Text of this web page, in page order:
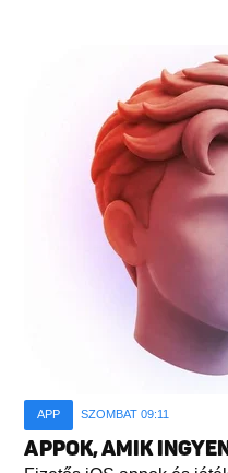
APP SZOMBAT 09:11
APPOK, AMIK